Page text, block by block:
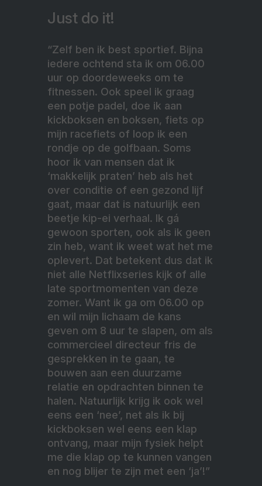
Just do it!
“Zelf ben ik best sportief. Bijna
iedere ochtend sta ik om 06.00
uur op doordeweeks om te
fitnessen. Ook speel ik graag
een potje padel, doe ik aan
kickboksen en boksen, fiets op
mijn racefiets of loop ik een
rondje op de golfbaan. Soms
hoor ik van mensen dat ik
‘makkelijk praten’ heb als het
over conditie of een gezond lijf
gaat, maar dat is natuurlijk een
beetje kip-ei verhaal. Ik gá
gewoon sporten, ook als ik geen
zin heb, want ik weet wat het me
oplevert. Dat betekent dus dat ik
niet alle Netflixseries kijk of alle
late sportmomenten van deze
zomer. Want ik ga om 06.00 op
en wil mijn lichaam de kans
geven om 8 uur te slapen, om als
commercieel directeur fris de
gesprekken in te gaan, te
bouwen aan een duurzame
relatie en opdrachten binnen te
halen. Natuurlijk krijg ik ook wel
eens een ‘nee’, net als ik bij
kickboksen wel eens een klap
ontvang, maar mijn fysiek helpt
me die klap op te kunnen vangen
en nog blijer te zijn met een ‘ja’!”